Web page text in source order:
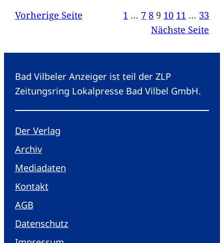
Vorherige Seite
1 … 7 8 9 10 11 … 33
Nächste Seite
Bad Vilbeler Anzeiger ist teil der ZLP
Zeitungsring Lokalpresse Bad Vilbel GmbH.
Der Verlag
Archiv
Mediadaten
Kontakt
AGB
Datenschutz